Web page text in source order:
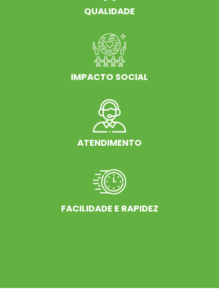
QUALIDADE
IMPACTO SOCIAL
ATENDIMENTO
FACILIDADE E RAPIDEZ